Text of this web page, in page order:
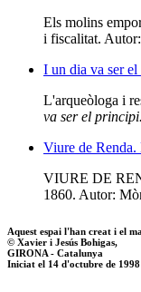
Els molins
i fiscalitat.
I un dia va ser
L'arqueòloga i
va ser el
Viure de
VIURE DE
1860. Autor:
Aquest espai l'han creat i el
© Xavier i Jesús Bohigas,
GIRONA - Catalunya
Iniciat el 14 d'octubre de 1998